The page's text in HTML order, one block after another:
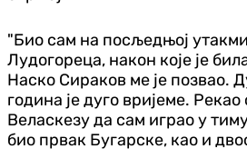
"Био сам на посљедњој
Лудогореца, након које је
Наско Сираков ме је позвао.
година је дуго вријеме. Рекао
Веласкезу да сам играо у
био првак Бугарске, као и